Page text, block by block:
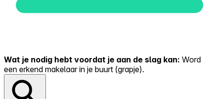
Wat je nodig hebt voordat je aan de slag kan: Word
een erkend makelaar in je buurt (grapje).